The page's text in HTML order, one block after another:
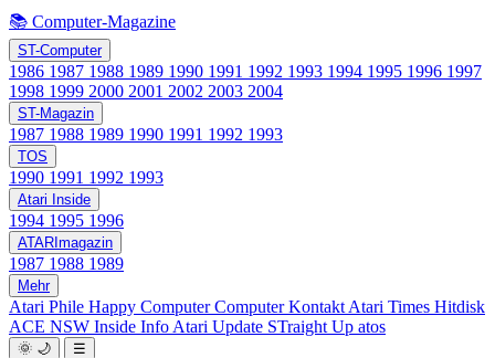
📚 Computer-Magazine
ST-Computer
1986 1987 1988 1989 1990 1991 1992 1993 1994 1995 1996 1997
1998 1999 2000 2001 2002 2003 2004
ST-Magazin
1987 1988 1989 1990 1991 1992 1993
TOS
1990 1991 1992 1993
Atari Inside
1994 1995 1996
ATARImagazin
1987 1988 1989
Mehr
Atari Phile Happy ComputerComputer Kontakt Atari Times Hitdisk
ACE NSW Inside Info Atari Update STraight Up atos
🌞 🌙
☰